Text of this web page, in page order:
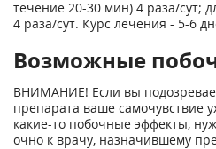
течение 20-30 мин) 4 раза/сут;
4 раза/сут. Курс лечения - 5-6
Возможные
ВНИМАНИЕ! Если вы
препарата ваше самочувствие
какие-то побочные эффекты,
очно к врачу, назначившему